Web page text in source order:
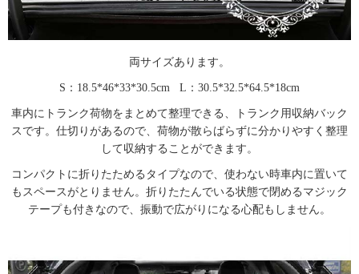
両サイズあります。
S：18.5*46*33*30.5cm L：30.5*32.5*64.5*18cm
車内にトランク荷物をまとめて整理できる、トランク用収納バック
スです。仕切りがあるので、荷物が散らばらずに分かりやすく整理
して収納することができます。
コンパクトに折りたためるタイプなので、使わない時車内に置いて
もスペースがとりません。折りたたんでいる状態で閉めるマジック
テープも付きなので、振動で広がりになる心配もしません。